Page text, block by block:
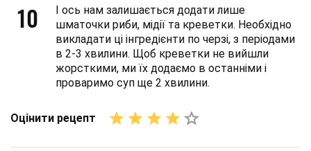
10
І ось нам залишається додати лише
шматочки риби, мідії та креветки. Необхідно
викладати ці інгредієнти по черзі, з періодами
в 2-3 хвилини. Щоб креветки не вийшли
жорсткими, ми їх додаємо в останніми і
проваримо суп ще 2 хвилини.
Оцінити рецепт